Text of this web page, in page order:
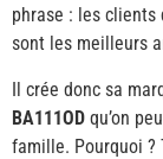
phrase : les
sont les meilleurs
Il crée donc sa
BA111OD qu’on
famille. Pourquoi ?